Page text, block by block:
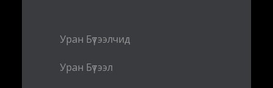
Уран Бүтээлчид
Уран Бүтээл